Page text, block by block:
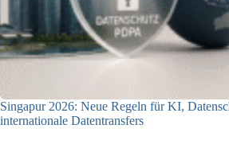
Singapur 2026: Neue Regeln für KI,
internationale Datentransfers